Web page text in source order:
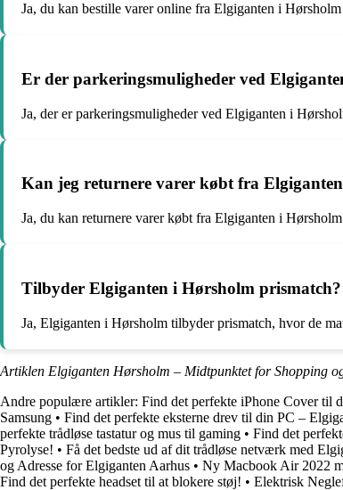
Ja, du kan bestille varer online fra Elgiganten i
Er der parkeringsmuligheder ved
Ja, der er parkeringsmuligheder ved Elgiganten i
Kan jeg returnere varer købt fra
Ja, du kan returnere varer købt fra Elgiganten i
Tilbyder Elgiganten i Hørsholm prismatch?
Ja, Elgiganten i Hørsholm tilbyder prismatch, hvor de
Artiklen Elgiganten Hørsholm – Midtpunktet for Shopping
Andre populære artikler: Find det perfekte iPhone Cover til
Samsung • Find det perfekte eksterne drev til din PC –
perfekte trådløse tastatur og mus til gaming • Find det
Pyrolyse! • Få det bedste ud af dit trådløse netværk med
og Adresse for Elgiganten Aarhus • Ny Macbook Air 2022
Find det perfekte headset til at blokere støj! • Elektrisk